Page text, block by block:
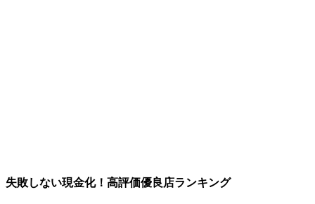
失敗しない現金化！高評価優良店ランキング